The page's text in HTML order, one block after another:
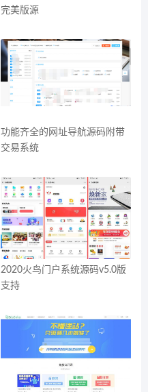
完美版源
功能齐全的网址导航源码附带
交易系统
2020火鸟门户系统源码v5.0版
支持